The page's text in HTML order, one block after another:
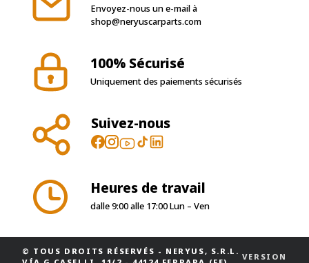
Envoyez-nous un e-mail à
shop@neryuscarparts.com
100% Sécurisé
Uniquement des paiements sécurisés
Suivez-nous
Heures de travail
dalle 9:00 alle 17:00 Lun – Ven
© TOUS DROITS RÉSERVÉS - NERYUS, S.R.L.
VERSION